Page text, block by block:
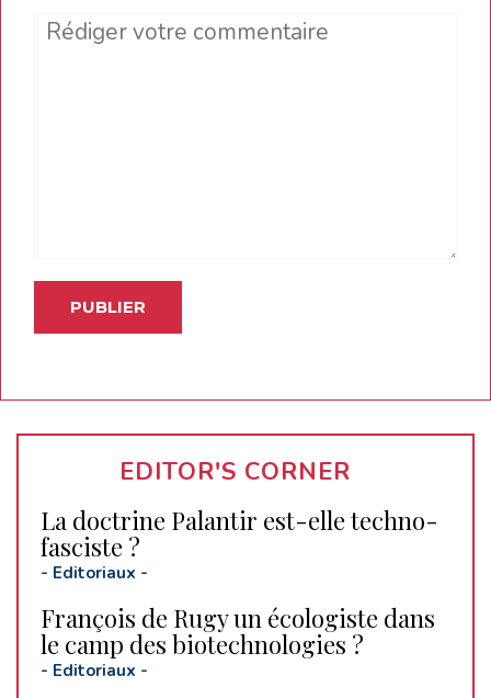
Comment
EDITOR'S CORNER
La doctrine Palantir est-elle techno-
fasciste ?
- Editoriaux -
François de Rugy un écologiste dans
le camp des biotechnologies ?
- Editoriaux -